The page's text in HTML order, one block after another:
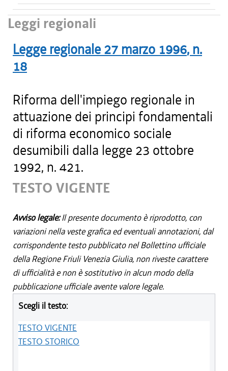
Leggi regionali
Legge regionale 27 marzo 1996, n.
18
Riforma dell'impiego regionale in
attuazione dei principi fondamentali
di riforma economico sociale
desumibili dalla legge 23 ottobre
1992, n. 421.
TESTO VIGENTE
Avviso legale:Il presente documento è riprodotto, con
variazioni nella veste grafica ed eventuali annotazioni, dal
corrispondente testo pubblicato nel Bollettino ufficiale
della Regione Friuli Venezia Giulia, non riveste carattere
di ufficialità e non è sostitutivo in alcun modo della
pubblicazione ufficiale avente valore legale.
Scegli il testo:
TESTO VIGENTE
TESTO STORICO